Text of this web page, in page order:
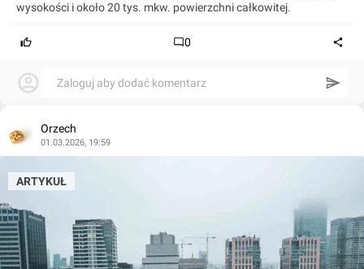
wysokości i około 20 tys. mkw. powierzchni całkowitej.
0
Zaloguj aby dodać komentarz
Orzech
01.03.2026, 19:59
ARTYKUŁ